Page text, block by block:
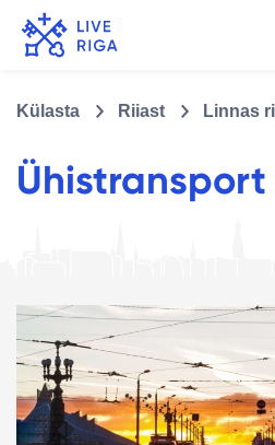
Külasta Riiast Linnas
Ühistransport